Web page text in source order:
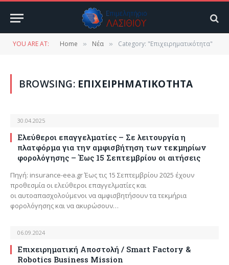
YOU ARE AT: Home » Νέα » Category: "Επιχειρηματικότητα"
BROWSING: ΕΠΙΧΕΙΡΗΜΑΤΙΚΌΤΗΤΑ
30.04.2025
Ελεύθεροι επαγγελματίες – Σε λειτουργία η
πλατφόρμα για την αμφισβήτηση των τεκμηρίων
φορολόγησης – Έως 15 Σεπτεμβρίου οι αιτήσεις
Πηγή: insurance-eea.gr Έως τις 15 Σεπτεμβρίου 2025 έχουν
προθεσμία οι ελεύθεροι επαγγελματίες και
οι αυτοαπασχολούμενοι να αμφισβητήσουν τα τεκμήρια
φορολόγησης και να ακυρώσουν…
06.09.2024
Επιχειρηματική Αποστολή / Smart Factory &
Robotics Business Mission